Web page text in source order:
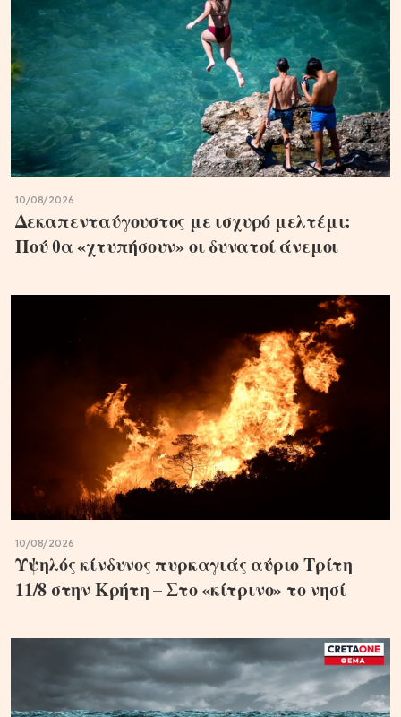
10/08/2026
Δεκαπενταύγουστος με ισχυρό μελτέμι:
Πού θα «χτυπήσουν» οι δυνατοί άνεμοι
10/08/2026
Υψηλός κίνδυνος πυρκαγιάς αύριο Τρίτη
11/8 στην Κρήτη – Στο «κίτρινο» το νησί